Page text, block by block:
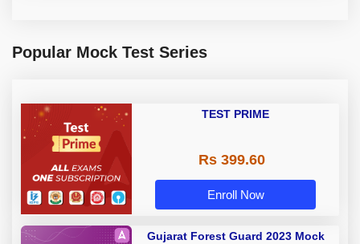
Popular Mock Test Series
TEST PRIME
Rs 399.60
Enroll Now
Gujarat Forest Guard 2023 Mock